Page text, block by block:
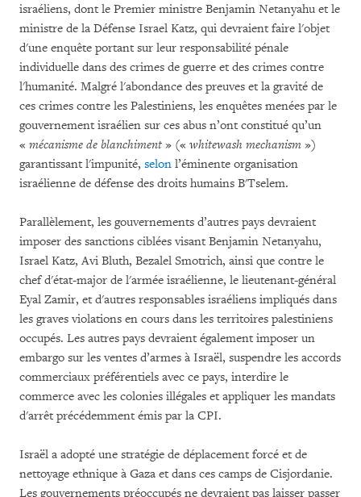
israéliens, dont le Premier ministre Benjamin Netanyahu et le
ministre de la Défense Israel Katz, qui devraient faire l'objet
d'une enquête portant sur leur responsabilité pénale
individuelle dans des crimes de guerre et des crimes contre
l'humanité. Malgré l'abondance des preuves et la gravité de
ces crimes contre les Palestiniens, les enquêtes menées par le
gouvernement israélien sur ces abus n’ont constitué qu’un
« mécanisme de blanchiment » (« whitewash mechanism »)
garantissant l'impunité, selon l’éminente organisation
israélienne de défense des droits humains B'Tselem.
Parallèlement, les gouvernements d’autres pays devraient
imposer des sanctions ciblées visant Benjamin Netanyahu,
Israel Katz, Avi Bluth, Bezalel Smotrich, ainsi que contre le
chef d'état-major de l'armée israélienne, le lieutenant-général
Eyal Zamir, et d'autres responsables israéliens impliqués dans
les graves violations en cours dans les territoires palestiniens
occupés. Les autres pays devraient également imposer un
embargo sur les ventes d’armes à Israël, suspendre les accords
commerciaux préférentiels avec ce pays, interdire le
commerce avec les colonies illégales et appliquer les mandats
d'arrêt précédemment émis par la CPI.
Israël a adopté une stratégie de déplacement forcé et de
nettoyage ethnique à Gaza et dans ces camps de Cisjordanie.
Les gouvernements préoccupés ne devraient pas laisser passer